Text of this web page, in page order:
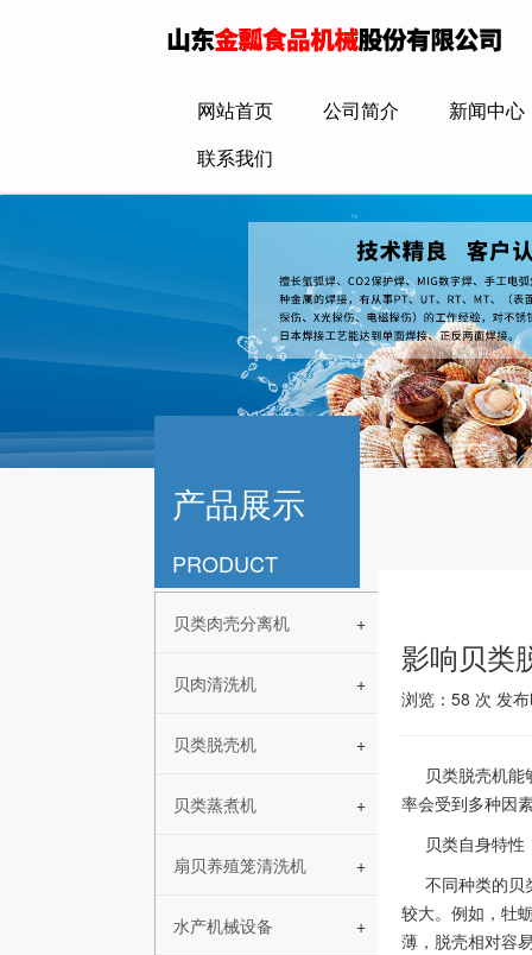
网站首页 公司简介
新闻中心
联系我们
产品展示
PRODUCT
贝类肉壳分离机
贝肉清洗机
贝类脱壳机
贝类蒸煮机
扇贝养殖笼清洗机
水产机械设备
影响贝类
浏览： 58 次 发
贝类脱壳机
率会受到多种因
贝类自身特性
不同种类的贝
较大。例如，牡
薄，脱壳相对容